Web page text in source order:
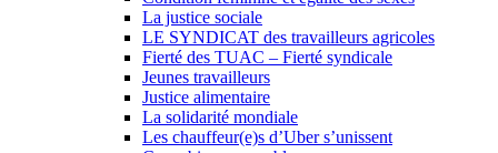
La justice sociale
LE SYNDICAT des travailleurs agricoles
Fierté des TUAC – Fierté syndicale
Jeunes travailleurs
Justice alimentaire
La solidarité mondiale
Les chauffeur(e)s d’Uber s’unissent